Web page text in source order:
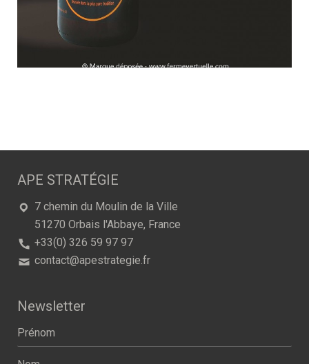
APE STRATÉGIE
7 chemin du Moulin de la Ville
51270 Orbais l'Abbaye, France
+33(0) 326 59 97 97
contact@apestrategie.fr
Newsletter